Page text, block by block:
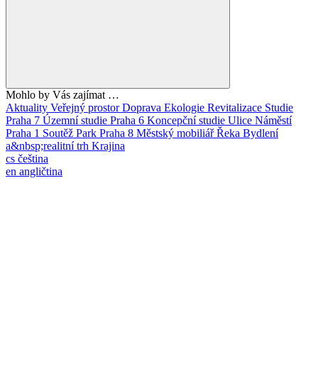
Mohlo by Vás zajímat …
Aktuality Veřejný prostorDoprava Ekologie Revitalizace Studie
Praha 7 Územní studie Praha 6 Koncepční studie Ulice Náměstí
Praha 1 Soutěž Park Praha 8 Městský mobiliářŘeka Bydlení
a&nbsp;realitní trh Krajina
cs čeština
en angličtina